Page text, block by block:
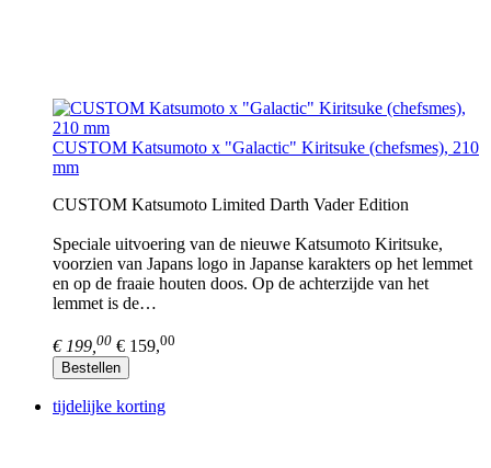
CUSTOM Katsumoto x "Galactic" Kiritsuke (chefsmes), 210
mm
CUSTOM Katsumoto Limited Darth Vader Edition
Speciale uitvoering van de nieuwe Katsumoto Kiritsuke,
voorzien van Japans logo in Japanse karakters op het lemmet
en op de fraaie houten doos. Op de achterzijde van het
lemmet is de…
€ 199, 00 € 159,00
Bestellen
tijdelijke korting